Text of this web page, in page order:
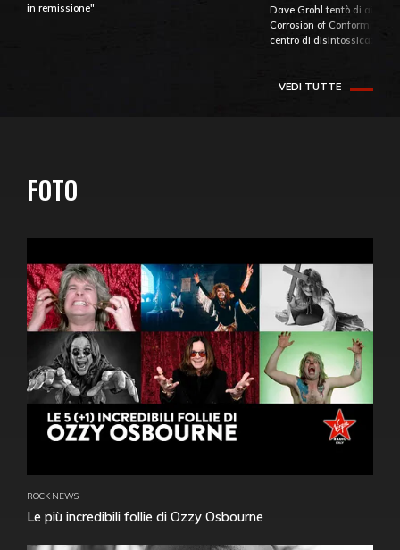
in remissione"
Dave Grohl tentò di
Corrosion of Conformity
centro di
VEDI TUTTE
FOTO
ROCK NEWS
Le più incredibili follie di Ozzy Osbourne